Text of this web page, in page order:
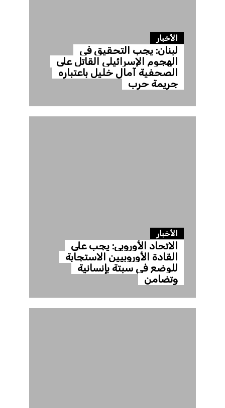
الأخبار
لبنان: يجب التحقيق في
الهجوم الإسرائيلي القاتل على
الصحفية آمال خليل باعتباره
جريمة حرب
الأخبار
الاتحاد الأوروبي: يجب على
القادة الأوروبيين الاستجابة
للوضع في سبتة بإنسانية
وتضامن